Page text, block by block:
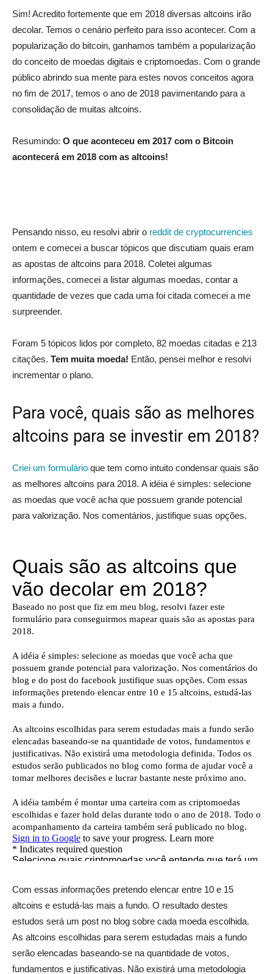
Sim! Acredito fortemente que em 2018 diversas altcoins irão
decolar. Temos o cenário perfeito para isso acontecer. Com a
popularização do bitcoin, ganhamos também a popularização
do conceito de moedas digitais e criptomoedas. Com o grande
público abrindo sua mente para estes novos conceitos agora
no fim de 2017, temos o ano de 2018 pavimentando para a
consolidação de muitas altcoins.
Resumindo: O que aconteceu em 2017 com o Bitcoin
acontecerá em 2018 com as altcoins!
Pensando nisso, eu resolvi abrir o reddit de cryptocurrencies
ontem e comecei a buscar tópicos que discutiam quais eram
as apostas de altcoins para 2018. Coletei algumas
informações, comecei a listar algumas moedas, contar a
quantidade de vezes que cada uma foi citada comecei a me
surpreender.
Foram 5 tópicos lidos por completo, 82 moedas citadas e 213
citações. Tem muita moeda! Então, pensei melhor e resolvi
incrementar o plano.
Para você, quais são as melhores
altcoins para se investir em 2018?
Criei um formulário que tem como intuito condensar quais são
as melhores altcoins para 2018. A idéia é simples: selecione
as moedas que você acha que possuem grande potencial
para valorização. Nos comentários, justifique suas opções.
Com essas informações pretendo elencar entre 10 e 15
altcoins e estudá-las mais a fundo. O resultado destes
estudos será um post no blog sobre cada moeda escolhida.
As altcoins escolhidas para serem estudadas mais a fundo
serão elencadas baseando-se na quantidade de votos,
fundamentos e justificativas. Não existirá uma metodologia